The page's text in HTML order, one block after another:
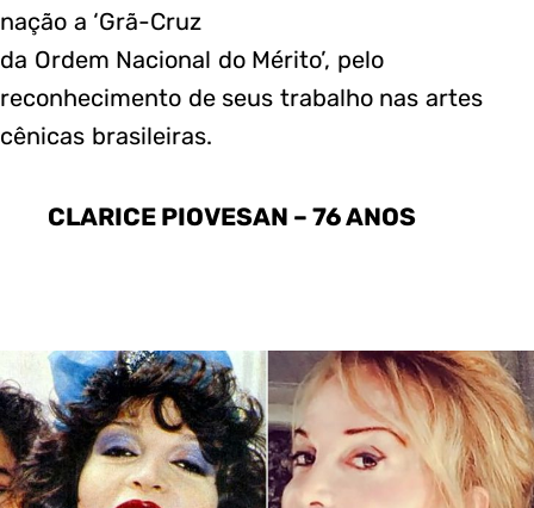
nação a ‘Grã-Cruz
da Ordem Nacional do Mérito’, pelo
reconhecimento de seus trabalho nas artes
cênicas brasileiras.
CLARICE PIOVESAN – 76 ANOS